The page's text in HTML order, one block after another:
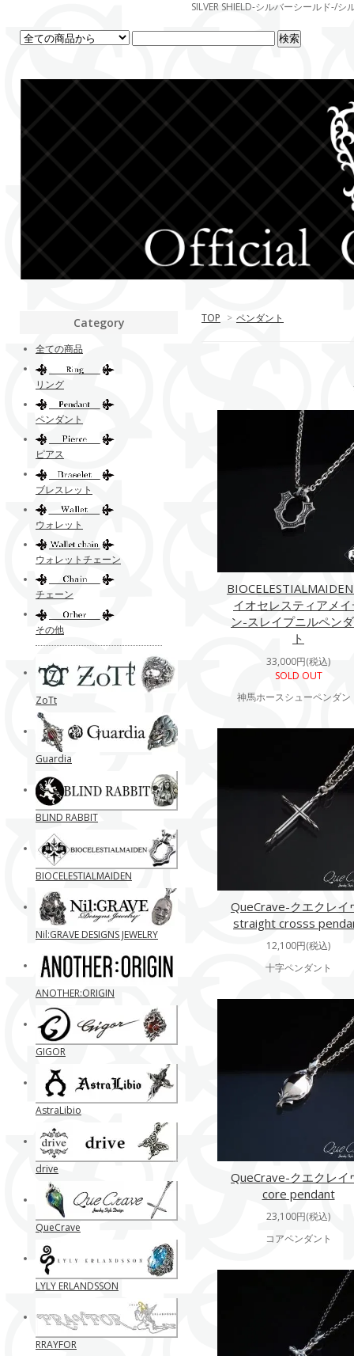
SILVER SHIELD-シルバーシールド-/
TOP > ペンダント
イオセレスティアメ
ン-スレイプニルペン
ト
33,000円(税込)
SOLD OUT
神馬ホースシューペンダン
QueCrave-クエクレイ
straight crosss
12,100円(税込)
十字ペンダント
QueCrave-クエクレイ
core pendant
23,100円(税込)
コアペンダント
Category
全ての商品
リング
ペンダント
ピアス
ブレスレット
ウォレット
ウォレットチェーン
チェーン
その他
ZoTt
Guardia
BLIND RABBIT
BIOCELESTIALMAIDEN
Nil:GRAVE DESIGNS JEWELRY
ANOTHER:ORIGIN
GIGOR
AstraLibio
drive
QueCrave
LYLY ERLANDSSON
RRAYFOR